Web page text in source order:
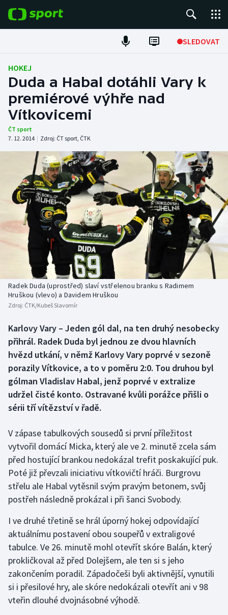
SLEDOVAT
Fotbal
Hokej
Tenis
Atletika
Cyklistika
DALŠÍ SPORTY
Americký fotbal
Baseball a softbal
Basketbal
Biatlon
Boby a skeleton
Box
Curling
Dostihy
Florbal
Futsal
Golf
Gymnastika
Házená
Jezdectví
Judo
Krasobruslení
Lezení
NEPŘEHLÉDNĚTE
Soutěže
Historické návraty
Aplikace ČT sport
AZ kvíz
HOKEJ
Duda a Habal dotáhli Vary k
premiérové výhře nad
Vítkovicemi
ČT sport
7. 12. 2014 | Zdroj: ČT sport, ČTK
Radek Duda (uprostřed) slaví vstřelenou branku s Radimem
Hruškou (vlevo) a Davidem Hruškou
Zdroj: ČTK/Kubeš Slavomír
Karlovy Vary – Jeden gól dal, na ten druhý nesobecky
přihrál. Radek Duda byl jednou ze dvou hlavních
hvězd utkání, v němž Karlovy Vary poprvé v sezoně
porazily Vítkovice, a to v poměru 2:0. Tou druhou byl
gólman Vladislav Habal, jenž poprvé v extralize
udržel čisté konto. Ostravané kvůli porážce přišli o
sérii tří vítězství v řadě.
V zápase tabulkových sousedů si první příležitost
vytvořil domácí Micka, který ale ve 2. minutě zcela sám
před hostující brankou nedokázal trefit poskakující puk.
Poté již převzali iniciativu vítkovičtí hráči. Burgrovu
střelu ale Habal vytěsnil svým pravým betonem, svůj
postřeh následně prokázal i při šanci Svobody.
I ve druhé třetině se hrál úporný hokej odpovídající
aktuálnímu postavení obou soupeřů v extraligové
tabulce. Ve 26. minutě mohl otevřít skóre Balán, který
prokličkoval až před Dolejšem, ale ten si s jeho
zakončením poradil. Západočeši byli aktivnější, vynutili
si i přesilové hry, ale skóre nedokázali otevřít ani v 98
vteřin dlouhé dvojnásobné výhodě.